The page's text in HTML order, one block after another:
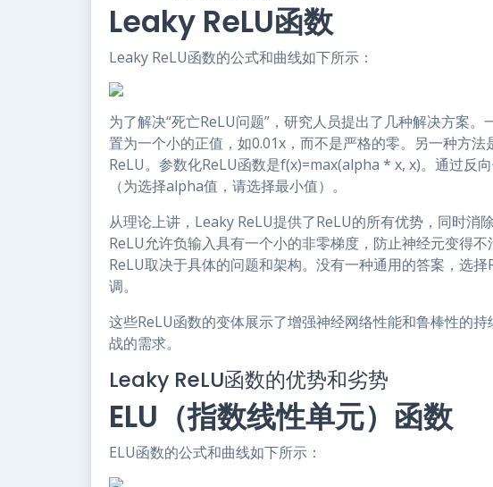
Leaky ReLU函数
Leaky ReLU函数的公式和曲线如下所示：
为了解决“死亡ReLU问题”，研究人员提出了几种解决方案
置为一个小的正值，如0.01x，而不是严格的零。另一种方
ReLU。参数化ReLU函数是f(x)=max(alpha * x, x)。通过反
（为选择alpha值，请选择最小值）。
从理论上讲，Leaky ReLU提供了ReLU的所有优势，同时消
ReLU允许负输入具有一个小的非零梯度，防止神经元变得
ReLU取决于具体的问题和架构。没有一种通用的答案，选
调。
这些ReLU函数的变体展示了增强神经网络性能和鲁棒性的
战的需求。
Leaky ReLU函数的优势和劣势
ELU（指数线性单元）函数
ELU函数的公式和曲线如下所示：